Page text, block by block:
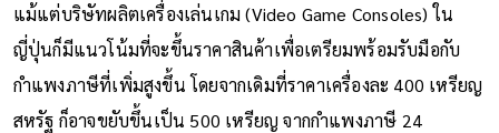
แม้แต่บริษัทผลิตเครื่องเล่นเกม (Video Game Consoles) ใน
ญี่ปุ่นก็มีแนวโน้มที่จะขึ้นราคาสินค้าเพื่อเตรียมพร้อมรับมือกับ
กำแพงภาษีที่เพิ่มสูงขึ้น โดยจากเดิมที่ราคาเครื่องละ 400 เหรียญ
สหรัฐ ก็อาจขยับขึ้นเป็น 500 เหรียญ จากกำแพงภาษี 24